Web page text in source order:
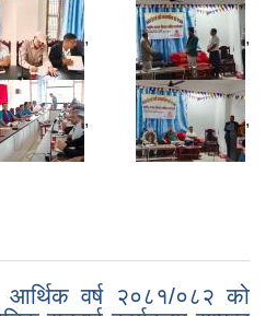
, ,
, ,
आर्थिक वर्ष २०८१/०८२ को